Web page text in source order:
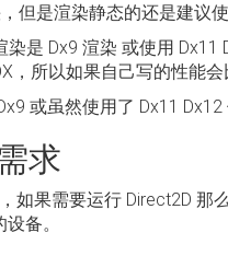
但是渲染静态的还是建议使
是 Dx9 渲染 或使用
，所以如果自己写的性能会
或虽然使用了 Dx11
求
如果需要运行 Direct2D 那
备。